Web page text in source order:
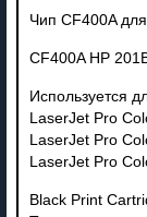
Чип CF400A
CF400A HP
Используется
LaserJet Pro
LaserJet Pro
LaserJet Pro
Black Print